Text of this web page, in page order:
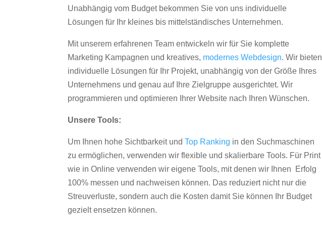
Unabhängig vom Budget bekommen Sie von uns individuelle
Lösungen für Ihr kleines bis mittelständisches Unternehmen.
Mit unserem erfahrenen Team entwickeln wir für Sie komplette
Marketing Kampagnen und kreatives, modernes Webdesign. Wir bieten
individuelle Lösungen für Ihr Projekt, unabhängig von der Größe Ihres
Unternehmens und genau auf Ihre Zielgruppe ausgerichtet. Wir
programmieren und optimieren Ihrer Website nach Ihren Wünschen.
Unsere Tools:
Um Ihnen hohe Sichtbarkeit undTop Ranking in den Suchmaschinen
zu ermöglichen, verwenden wir flexible und skalierbare Tools. Für Print
wie in Online verwenden wir eigene Tools, mit denen wir Ihnen Erfolg
100% messen und nachweisen können. Das reduziert nicht nur die
Streuverluste, sondern auch die Kosten damit Sie können Ihr Budget
gezielt ensetzen können.